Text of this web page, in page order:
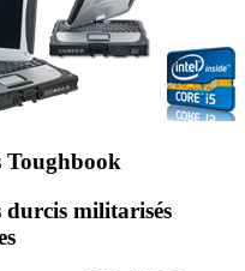
Toughbook
durcis militarisés